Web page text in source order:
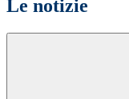
Le notizie